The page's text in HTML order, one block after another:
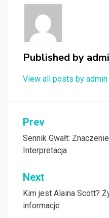
Published by
View all posts by admin
Nawigacja
wpisu
Prev
Sennik Gwałt:
Interpretacja
Next
Kim jest Alaina Scott?
informacje